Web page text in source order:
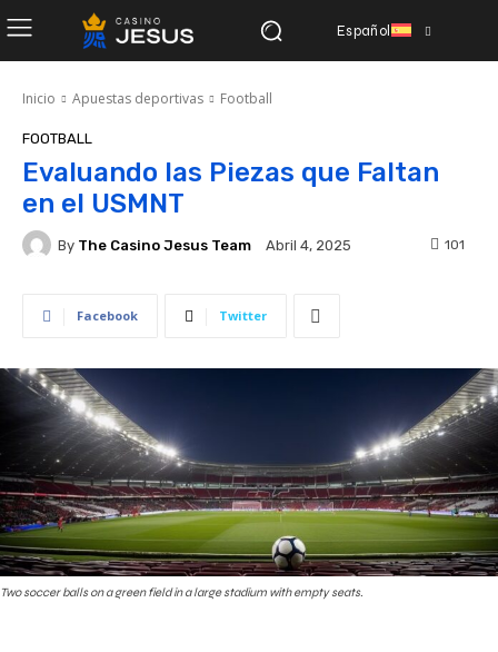
Español
Inicio Apuestas deportivas Football
FOOTBALL
Evaluando las Piezas que Faltan
en el USMNT
By The Casino Jesus Team Abril 4, 2025 101
Facebook Twitter
Two soccer balls on a green field in a large stadium with empty seats.